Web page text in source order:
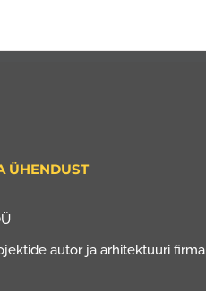
ÜHENDUST
autor ja arhitektuuri firma